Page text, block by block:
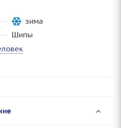
зима
Шипы